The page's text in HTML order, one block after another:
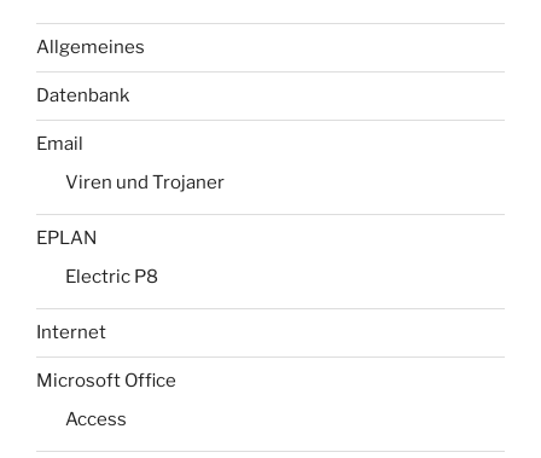
Allgemeines
Datenbank
Email
Viren und Trojaner
EPLAN
Electric P8
Internet
Microsoft Office
Access